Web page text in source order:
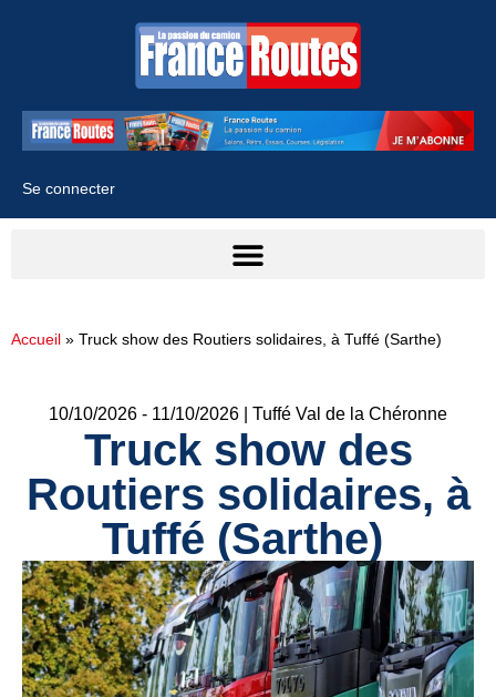
Se connecter
Accueil » Truck show des Routiers solidaires, à Tuffé (Sarthe)
10/10/2026 - 11/10/2026 | Tuffé Val de la Chéronne
Truck show des
Routiers solidaires, à
Tuffé (Sarthe)